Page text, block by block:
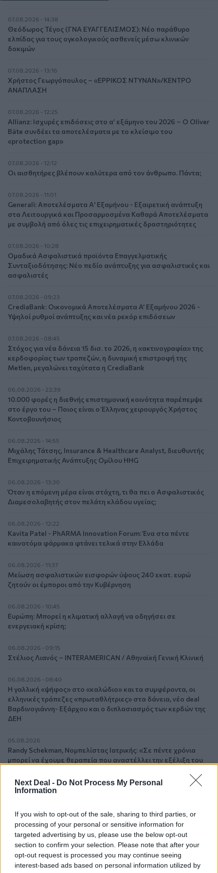
Next Deal - Do Not Process My Personal
Information
If you wish to opt-out of the sale, sharing to third parties, or
processing of your personal or sensitive information for
targeted advertising by us, please use the below opt-out
section to confirm your selection. Please note that after your
opt-out request is processed you may continue seeing
interest-based ads based on personal information utilized by
07.08.2026 - 14:38
Θεόδωρος Τέγος (ΓΝΑ ΕΥΑΓΓΕΛΙΣΜΟΣ): Νέο παράθυρο
ελπίδας για τους ογκολογικούς ασθενείς μέσω κλινικών
δοκιμών
07.08.2026 - 13:16
Χρήστος Γεωργόπουλος – «ΕΡΡΙΚΟΣ ΝΤΥΝΑΝ»/ΚΕΝΤΡΟ
ΑΝΑΠΛΑΣΗ
07.08.2026 - 12:25
Allianz: Ισχυρές επιδόσεις στο α’ εξάμηνο του 2026 – Ο Oliver
Bäte συνδέει τα αποτελέσματα με το κλείσιμο του
«protection gap»
07.08.2026 - 12:12
Οι αισθητήρες βλέπουν καλύτερα από τον άνθρωπο. Πάντα;
07.08.2026 - 11:01
Generali: Αποτελέσματα Α' Εξαμήνου - Εξαιρετική ανάπτυξη
στα Λειτουργικά και Προσαρμοσμένα Καθαρά Αποτελέσματα
με συμβολή από όλες τις επιχειρηματικές δραστηριότητες
07.08.2026 - 10:28
Ομαδικά Ασφαλιστικά προϊόντα Επαγγελματικής
Συνταξιοδότησης: Νέο πεδίο ανάπτυξης για ασφαλιστικές και
ασφαλιστές
07.08.2026 - 09:23
CrediaBank: Οικονομικά Αποτελέσματα A’ Εξαμήνου 2026 -
Υψηλοί ρυθμοί ανάπτυξης και νέα ρεκόρ επιδόσεων
07.08.2026 - 08:45
Στόχος για νέα δάνεια 15 δισ. το 2026, η «ακτινογραφία» της
κερδοφορίας των τραπεζών, η δυναμική επιστροφή της
Metlen, μεγαλώνει ταχύτατα η CrediaBank
06.08.2026 - 22:39
10.000 φορές η διεθνής επιστημονική κοινότητα παρέπεμψε
στο έργο του – Ποιος είναι ο Έλληνας χειρουργός Χρήστος
Κοντοβουνήσιος
06.08.2026 - 14:55
Μιχάλης Τάτσης, Insurance & Healthcare Analyst, διευθυντής
Επιχειρηματικής Ανάπτυξης Ομίλου HHG
06.08.2026 - 13:30
Όταν η επόμενη μέρα είναι στάχτη, τι θα πει ο Ασφαλιστικός
Διαμεσολαβητής στον πελάτη κλάδου υγείας;
06.08.2026 - 12:22
Kavita Patel - PhARMA Innovation Forum: Ένα στα πέντε
καινοτόμα φάρμακα φτάνει τελικά στην Ελλάδα
06.08.2026 - 11:37
Μείωση ασφαλιστικών εισφορών ύψους 240 εκατ. ευρώ
ζητούν οι έμποροι από την Κυβέρνηση
06.08.2026 - 10:45
Ευρώπη: Μπορεί η κλιματική αλλαγή να οδηγήσει σε
ενεργειακή κρίση;
06.08.2026 - 09:15
Στέλιος Λιανός – INTERAMERICAN / Αθηναϊκή Γενική Κλινική
06.08.2026 - 08:40
Η γαλλική «ψήφος» στο «καλώδιο» και τα συμφέροντα, οι
ελληνικές τράπεζες «πρωταθλήτριες» στα δάνεια, νέο deal
Βαρδινογιάννη- Εξάρχου και ο διπλασιασμός των κερδών της
ΔΕΗ
05.08.2026
Randy Schekman, Νομπελίστας Ιατρικής: «Σε πέντε χρόνια
μπορεί να έχουμε θεραπεία που αναστέλλει την εξέλιξη του
05.08.2026
παρονομαστή το κοινό συμφέρον
05.08.2026
Αντώνης Βουκλαρής - «ΕΡΡΙΚΟΣ ΝΤΥΝΑΝ»
05.08.2026